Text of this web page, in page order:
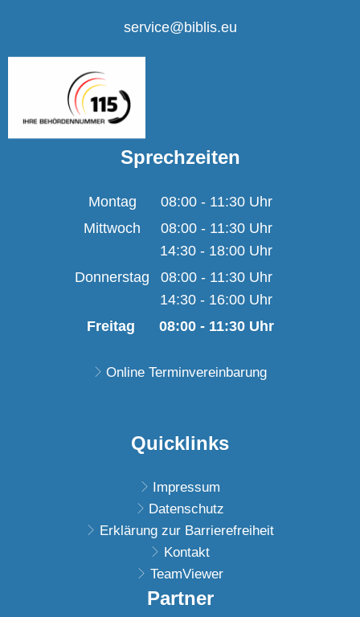
service@biblis.eu
Sprechzeiten
Montag 08:00- 11:30Uhr
Von 08:00 bis 11:30
Mittwoch 08:00- 11:30Uhr
Von 08:00 bis 11:30
14:30 - 18:00 Uhr
Von 14:30 bis 18:00
Donnerstag 08:00- 11:30Uhr
Von 08:00 bis 11:30
14:30 - 16:00 Uhr
Von 14:30 bis 16:00
Freitag 08:00- 11:30Uhr
Online Terminvereinbarung
Quicklinks
Impressum
Datenschutz
Erklärung zur Barrierefreiheit
Kontakt
TeamViewer
Partner